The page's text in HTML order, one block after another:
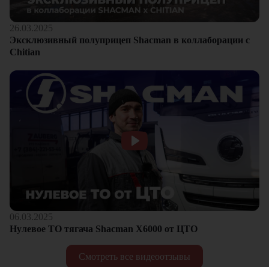
Смотреть все видеоотзывы
26.03.2025
Эксклюзивный полуприцеп Shacman в коллаборации с
Chitian
06.03.2025
Нулевое ТО тягача Shacman Х6000 от ЦТО